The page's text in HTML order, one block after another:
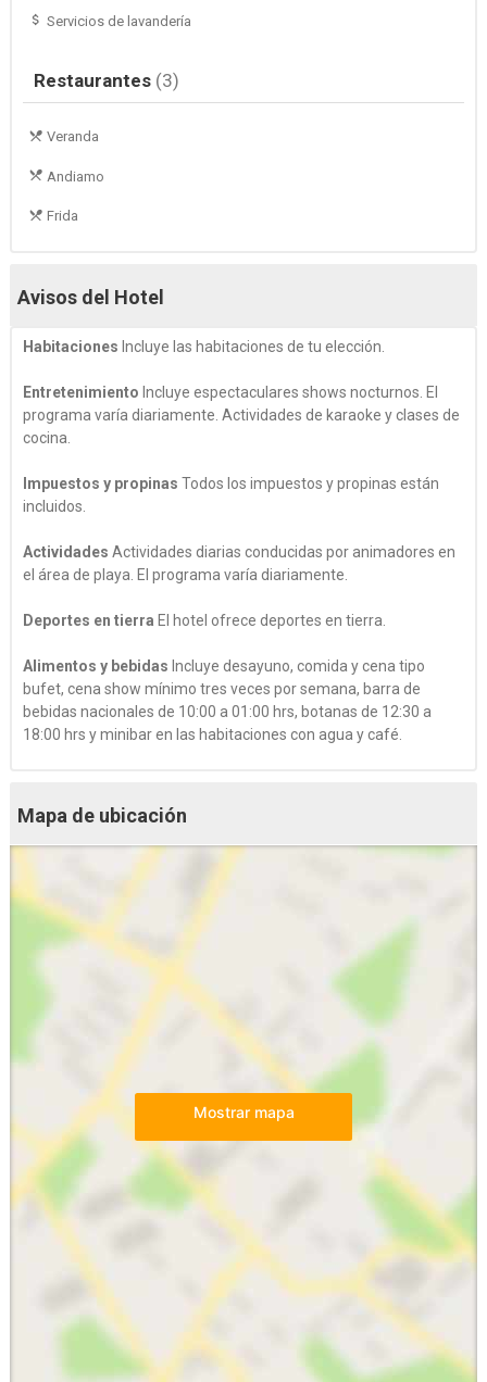
Servicios de lavandería
Restaurantes (3)
Veranda
Andiamo
Frida
Avisos del Hotel
Habitaciones Incluye las habitaciones de tu elección.
Entretenimiento Incluye espectaculares shows nocturnos. El
programa varía diariamente. Actividades de karaoke y clases de
cocina.
Impuestos y propinas Todos los impuestos y propinas están
incluidos.
Actividades Actividades diarias conducidas por animadores en
el área de playa. El programa varía diariamente.
Deportes en tierra El hotel ofrece deportes en tierra.
Alimentos y bebidas Incluye desayuno, comida y cena tipo
bufet, cena show mínimo tres veces por semana, barra de
bebidas nacionales de 10:00 a 01:00 hrs, botanas de 12:30 a
18:00 hrs y minibar en las habitaciones con agua y café.
Mapa de ubicación
Mostrar mapa